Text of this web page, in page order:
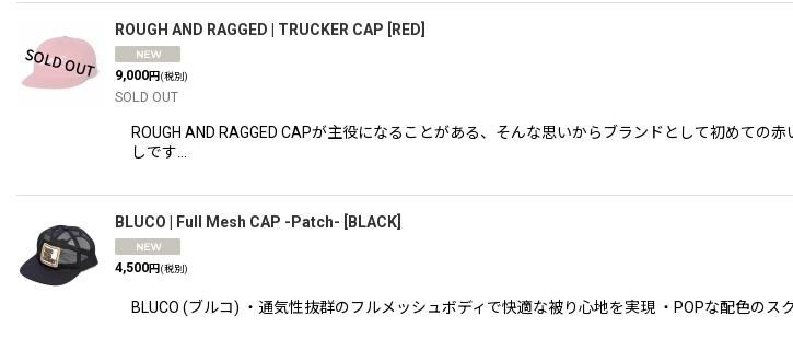
ROUGH AND RAGGED | TRUCKER CAP RED
9,000円(税別)
SOLD OUT
ROUGH AND RAGGED CAPが主役になることがある、そんな思いからブランドとして初めて
しです…
BLUCO | Full Mesh CAP -Patch- BLACK
4,500円(税別)
BLUCO (ブルコ) ・通気性抜群のフルメッシュボディで快適な被り心地を実現 ・POPな配色の